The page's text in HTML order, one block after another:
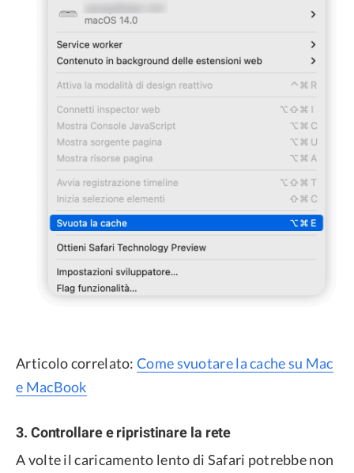
Articolo correlato:Come svuotare la cache su Mac
e MacBook
3. Controllare e ripristinare la rete
A volte il caricamento lento di Safari potrebbe non